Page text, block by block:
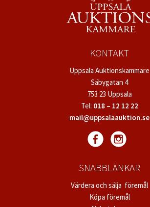
KONTAKT
Uppsala Auktionskammare
Säbygatan 4
753 23 Uppsala
Tel: 018 – 12 12 22
mail@uppsalaauktion.se
SNABBLÄNKAR
Värdera och sälja föremål
Köpa föremål